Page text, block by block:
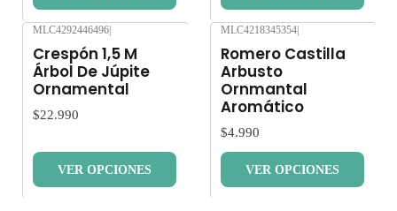
MLC4292446496
Crespón 1,5 M
Árbol De Júpite
Ornamental
$22.990
VER OPCIONES
MLC4218345354
Romero Castilla
Arbusto
Ornmantal
Aromático
$4.990
VER OPCIONES